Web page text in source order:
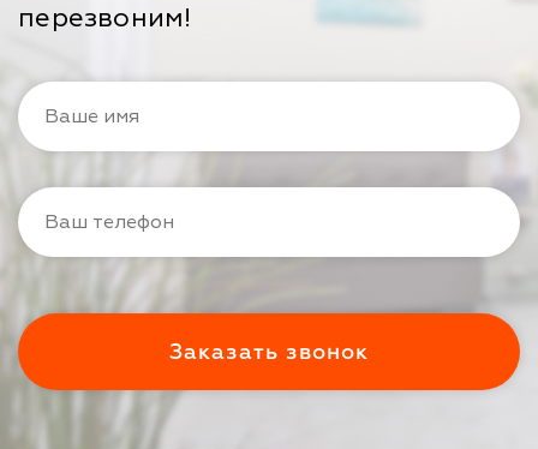
перезвоним!